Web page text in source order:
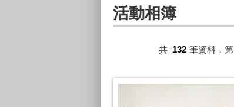
活動相簿
共 132 筆資料，第